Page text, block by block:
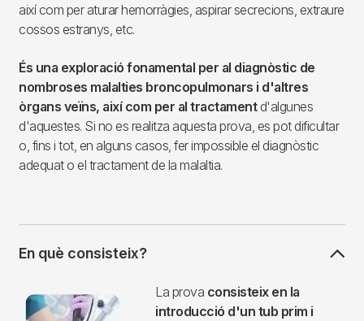
així com per aturar hemorràgies, aspirar secrecions, extraure
cossos estranys, etc.
És una exploració fonamental per al diagnòstic de
nombroses malalties broncopulmonars i d'altres
òrgans veïns, així com per al tractamentd'algunes
d'aquestes. Si no es realitza aquesta prova, es pot dificultar
o, fins i tot, en alguns casos, fer impossible el diagnòstic
adequat o el tractament de la malaltia.
En què consisteix?
Imagen La prova consisteix en la
introducció d'un tub prim i